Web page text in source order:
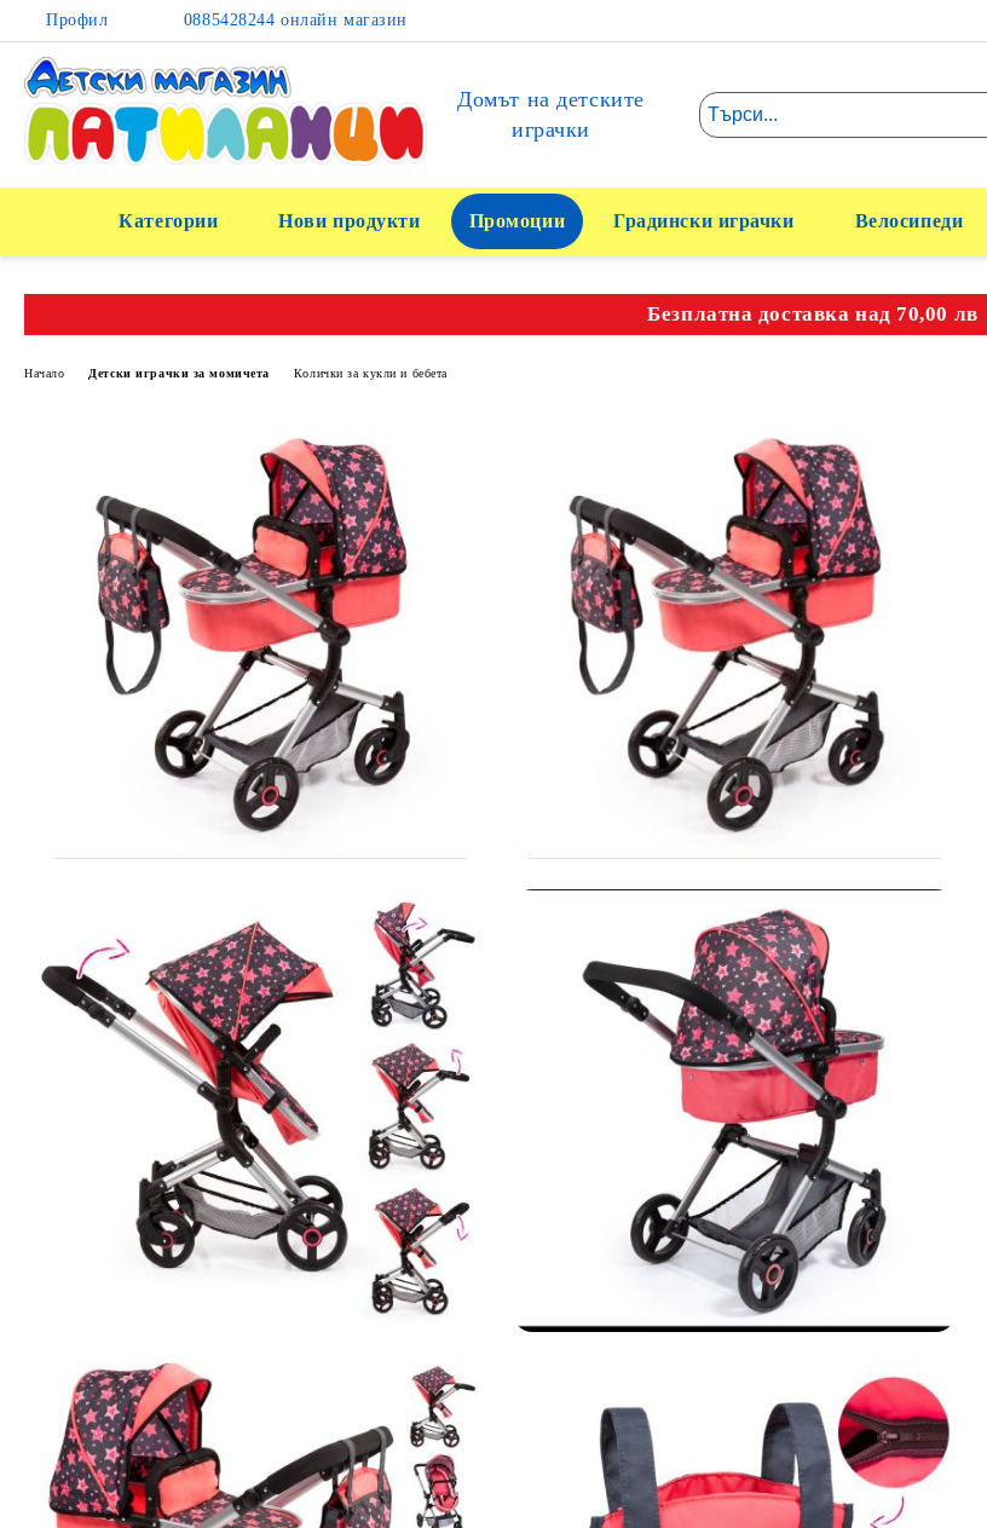
Профил 0885428244 онлайн магазин
Домът на детските
играчки
Категории Нови продукти Промоции Градински играчки Велосипеди
Безплатна доставка над 70,00 лв
Начало Детски играчки за момичета Колички за кукли и бебета